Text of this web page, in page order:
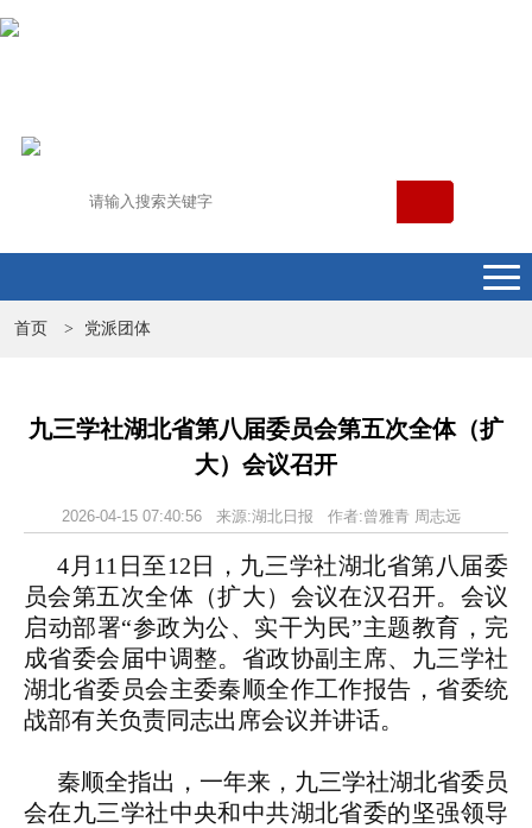
首页 > 党派团体
九三学社湖北省第八届委员会第五次全体（扩
大）会议召开
2026-04-15 07:40:56 来源:湖北日报 作者:曾雅青 周志远
4月11日至12日，九三学社湖北省第八届委
员会第五次全体（扩大）会议在汉召开。会议
启动部署“参政为公、实干为民”主题教育，完
成省委会届中调整。省政协副主席、九三学社
湖北省委员会主委秦顺全作工作报告，省委统
战部有关负责同志出席会议并讲话。
秦顺全指出，一年来，九三学社湖北省委员
会在九三学社中央和中共湖北省委的坚强领导